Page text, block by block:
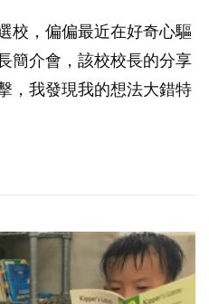
校，偏偏最近在好奇心驅
簡介會，該校校長的分享
，我發現我的想法大錯特